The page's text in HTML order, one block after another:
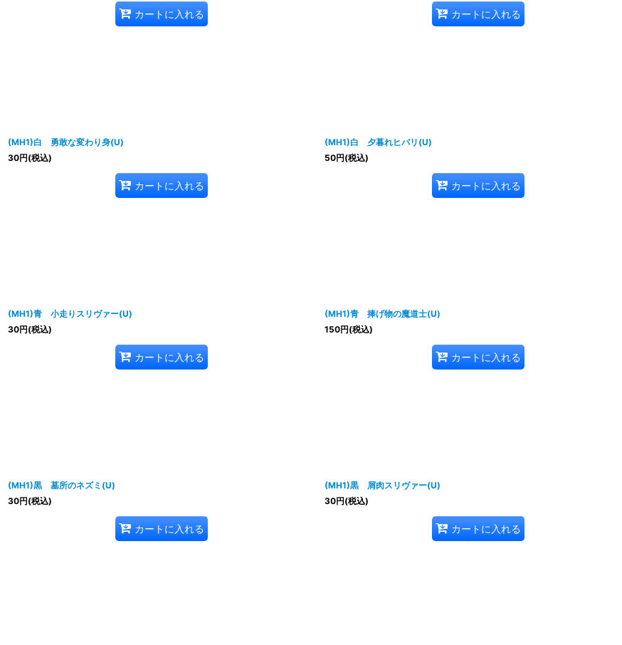
カートに入れる カートに入れる
(MH1)白 勇敢な変わり身(U)
30円(税込)
カートに入れる
(MH1)白 夕暮れヒバリ(U)
50円(税込)
カートに入れる
(MH1)青 小走りスリヴァー(U)
30円(税込)
カートに入れる
(MH1)青 捧げ物の魔道士(U)
150円(税込)
カートに入れる
(MH1)黒 墓所のネズミ(U)
30円(税込)
カートに入れる
(MH1)黒 屑肉スリヴァー(U)
30円(税込)
カートに入れる